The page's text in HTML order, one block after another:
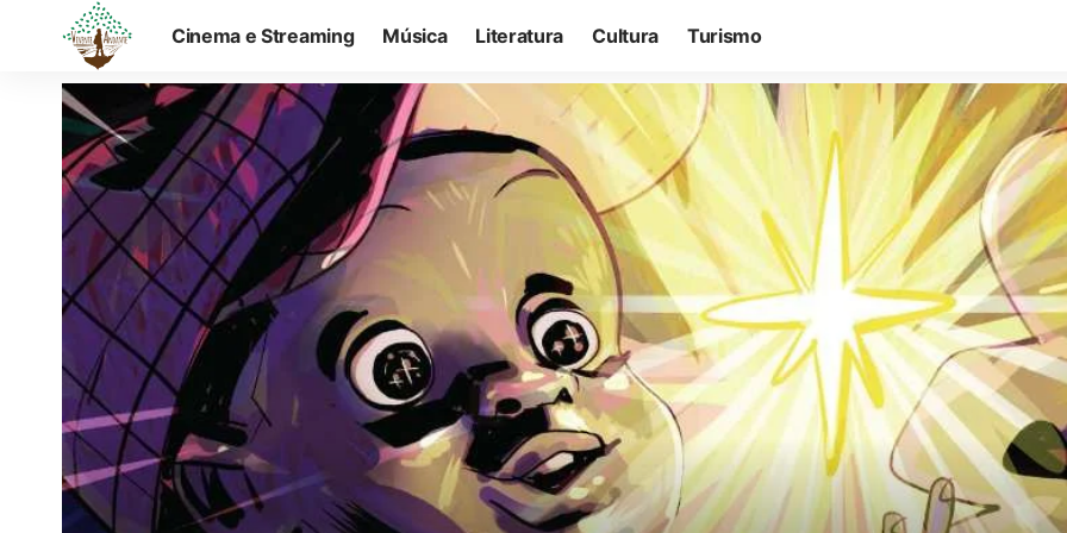
Cinema e Streaming Música Literatura Cultura Turismo